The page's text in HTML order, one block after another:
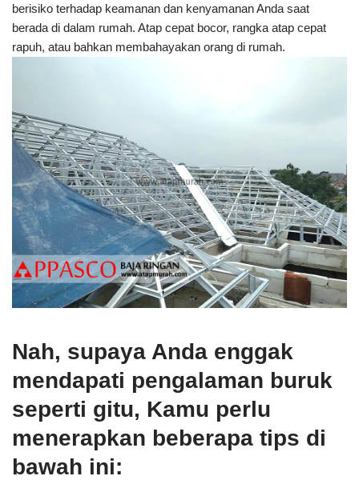
berisiko terhadap keamanan dan kenyamanan Anda saat
berada di dalam rumah. Atap cepat bocor, rangka atap cepat
rapuh, atau bahkan membahayakan orang di rumah.
Nah, supaya Anda enggak
mendapati pengalaman buruk
seperti gitu, Kamu perlu
menerapkan beberapa tips di
bawah ini: